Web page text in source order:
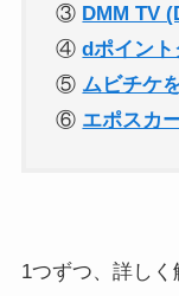
③ DMM TV
④dポイント
⑤ ムビチケ
⑥ エポスカ
1つずつ、詳しく